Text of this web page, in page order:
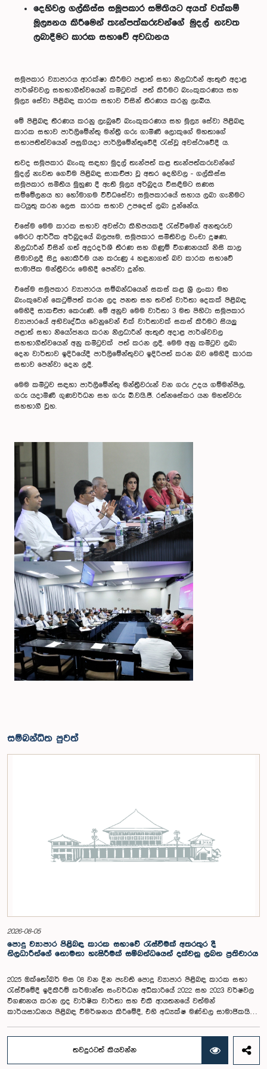
දෙහිවල ගල්කිස්ස සමූපකාර සමිතියට අයත් වත්කම්
මූල්‍යනය කිරීමෙන් තැන්පත්කරුවන්ගේ මුදල් නැවත
ලබාදීමට කාරක සභාවේ අවධානය
සමූපකාර ව්‍යාපාරය ආරක්ෂා කිරීමට පළාත් සභා නිලධාරීන් ඇතුළු අදාළ
පාර්ශ්වවල සහභාගීත්වයෙන් කමිටුවක් පත් කිරීමට බැංකුකරණය සහ
මූල්‍ය සේවා පිළිබඳ කාරක සභාව විසින් තීරණය කරනු ලැබීය.
මේ පිළිබඳ තීරණය කරනු ලැබුවේ බැංකුකරණය සහ මූල්‍ය සේවා පිළිබඳ
කාරක සභාව පාර්ලිමේන්තු මන්ත්‍රී ගරු ගාමිණී ලොකුගේ මහතාගේ
සභාපතිත්වයෙන් පසුගියදා පාර්ලිමේන්තුවේදී රැස්වූ අවස්ථාවේදී ය.
තවද සමූපකාර බැංකු සඳහා මුදල් තැන්පත් කළ තැන්පත්කරුවන්ගේ
මුදල් නැවත ගෙවීම පිළිබඳ සාකච්ඡා වූ අතර දෙහිවල - ගල්කිස්ස
සමූපකාර සමිතිය මුහුණ දී ඇති මූල්‍ය අර්බුදය විසඳීමට සණස
සම්මේලනය හා හෝමාගම විවිධසේවා සමූපකාරයේ සහාය ලබා ගැනීමට
කටයුතු කරන ලෙස කාරක සභාව උපදෙස් ලබා දුන්නේය.
එසේම මෙම කාරක සභාව අවස්ථා කිහිපයකදී රැස්වීමෙන් අනතුරුව
මෙරට ආර්ථික අර්බුදයේ බලපෑම, සමූපකාර සමිතිවල වංචා දූෂණ,
නිලධාරීන් විසින් ගත් අදූරදර්ශී තීරණ සහ ගිණුම් විගණනයක් නිසි කාල
සීමාවලදී සිදු නොකිරීම යන කරුණු 4 හඳුනාගත් බව කාරක සභාවේ
සාමාජික මන්ත්‍රීවරු මෙහිදී පෙන්වා දුන්හ.
එසේම සමූපකාර ව්‍යාපාරය සම්බන්ධයෙන් සකස් කළ ශ්‍රී ලංකා මහ
බැංකුවෙන් කෙටුම්පත් කරන ලද පනත සහ තවත් වාර්තා දෙකක් පිළිබඳ
මෙහිදී සාකච්ඡා කෙරුණි. මේ අනුව මෙම වාර්තා 3 මත පිහිටා සමූපකාර
ව්‍යාපාරයේ අභිවෘද්ධිය වෙනුවෙන් එක් වාර්තාවක් සකස් කිරීමට සියලු
පළාත් සභා නියෝජනය කරන නිලධාරීන් ඇතුළු අදාළ පාර්ශ්වවල
සහභාගීත්වයෙන් අනු කමිටුවක් පත් කරන ලදී. මෙම අනු කමිටුව ලබා
දෙන වාර්තාව ඉදිරියේදී පාර්ලිමේන්තුවට ඉදිරිපත් කරන බව මෙහිදී කාරක
සභාව පෙන්වා දෙන ලදී.
මෙම කමිටුව සඳහා පාර්ලිමේන්තු මන්ත්‍රීවරුන් වන ගරු උදය ගම්මන්පිල,
ගරු යදාමිණී ගුණවර්ධන සහ ගරු බී.වයි.ජී. රත්නසේකර යන මහත්වරු
සහභාගී වූහ.
සම්බන්ධිත පුවත්
2026-08-05
පොදු ව්‍යාපාර පිළිබඳ කාරක සභාවේ රැස්වීමක් අතරතුර දී
නිලධාරීන්ගේ නොමනා හැසිරීමක් සම්බන්ධයෙන් දක්වනු ලබන ප්‍රතිචාරය
2025 ඔක්තෝබර් මස 08 වන දින පැවති පොදු ව්‍යාපාර පිළිබඳ කාරක සභා
රැස්වීමේදී ඉදිකිරීම් කර්මාන්ත සංවර්ධන අධිකාරියේ 2022 සහ 2023 වර්ෂවල
විගණනය කරන ලද වාර්ෂික වාර්තා සහ එකී ආයතනයේ වත්මන්
කාර්යසාධනය පිළිබඳ විමර්ශනය කිරීමේදී, එහි අධ්‍යක්ෂ මණ්ඩල සාමාජිකයින්
නිලධාරීන් විසින් තම ඇඳුම් පැළඳුම් සම්බන්ධයෙන් පිළිපැදිය යුතු වන
නිර්නායකයන්ගෙන් බැහැරව, එකී අවස්ථාවට නුසුදුසු ආකාරයෙන් සැරසී
තවදුරටත් කියවන්න